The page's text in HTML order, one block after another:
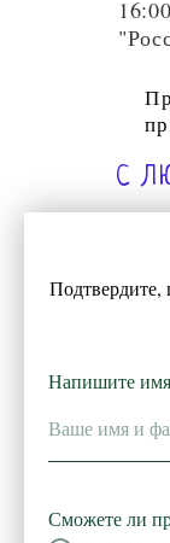
Подтвердите,
Напишите
Ваше имя и
Сможете ли